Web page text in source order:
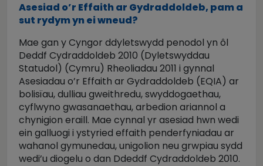
Asesiad o’r Effaith ar Gydraddoldeb, pam a
sut rydym yn ei wneud?
Mae gan y Cyngor ddyletswydd penodol yn ôl
Deddf Cydraddoldeb 2010 (Dyletswyddau
Statudol) (Cymru) Rheoliadau 2011 i gynnal
Asesiadau o’r Effaith ar Gydraddoldeb (EQIA) ar
bolisïau, dulliau gweithredu, swyddogaethau,
cyflwyno gwasanaethau, arbedion ariannol a
chynigion eraill. Mae cynnal yr asesiad hwn wedi
ein galluogi i ystyried effaith penderfyniadau ar
wahanol gymunedau, unigolion neu grwpiau sydd
wedi’u diogelu o dan Ddeddf Cydraddoldeb 2010.